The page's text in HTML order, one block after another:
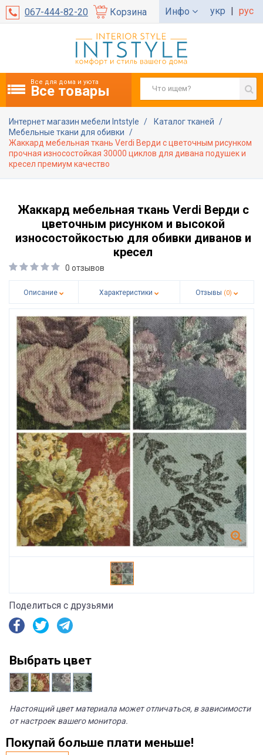
067-444-82-20 Корзина Инфо укр | рус
Все для дома и уюта
Все товары
Интернет магазин мебели Intstyle
Каталог тканей
Мебельные ткани для обивки
Жаккард мебельная ткань Verdi Верди с цветочным рисунком
прочная износостойкая 30000 циклов для дивана подушек и
кресел премиум качество
Жаккард мебельная ткань Verdi Верди с
цветочным рисунком и высокой
износостойкостью для обивки диванов и
кресел
0 отзывов
Описание Характеристики Отзывы (0)
Поделиться с друзьями
Выбрать цвет
Настоящий цвет материала может отличаться, в зависимости
от настроек вашего монитора.
Покупай больше плати меньше!